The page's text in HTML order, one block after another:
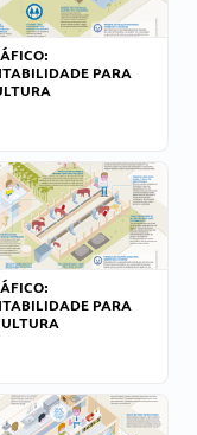
PARA
PARA